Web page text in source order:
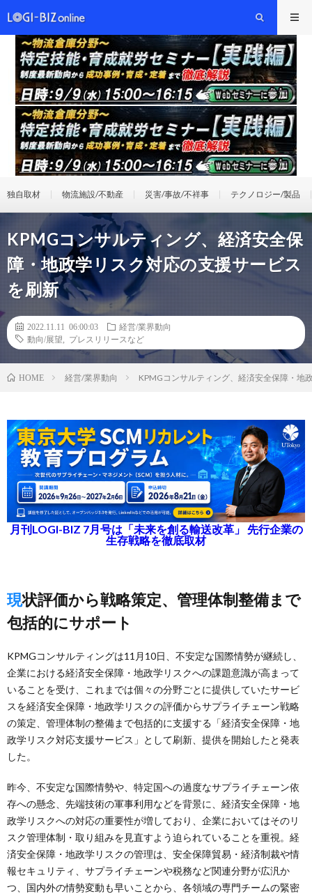
独自取材 物流施設/不動産 災害/事故/不祥事 テクノロジー/製品
KPMGコンサルティング、経済安全保
障・地政学リスク対応の支援サービス
を刷新
2022.11.11 06:00:03
経営/業界動向
動向/展望
プレスリリースなど
HOME 経営/業界動向 KPMGコンサルティング、経済安全保障・地
月刊LOGI-BIZ 7月号は「未来を創る輸送改革」 先行企業の
生存戦略を徹底取材
現状評価から戦略策定、管理体制整備まで
包括的にサポート
KPMGコンサルティングは11月10日、不安定な国際情勢が継続し、
企業における経済安全保障・地政学リスクへの課題意識が高まって
いることを受け、これまでは個々の分野ごとに提供していたサービ
スを経済安全保障・地政学リスクの評価からサプライチェーン戦略
の策定、管理体制の整備まで包括的に支援する「経済安全保障・地
政学リスク対応支援サービス」として刷新、提供を開始したと発表
した。
昨今、不安定な国際情勢や、特定国への過度なサプライチェーン依
存への懸念、先端技術の軍事利用などを背景に、経済安全保障・地
政学リスクへの対応の重要性が増しており、企業においてはそのリ
スク管理体制・取り組みを見直すよう迫られていることを重視。経
済安全保障・地政学リスクの管理は、安全保障貿易・経済制裁や情
報セキュリティ、サプライチェーンや税務など関連分野が広汎か
つ、国内外の情勢変動も早いことから、各領域の専門チームの緊密